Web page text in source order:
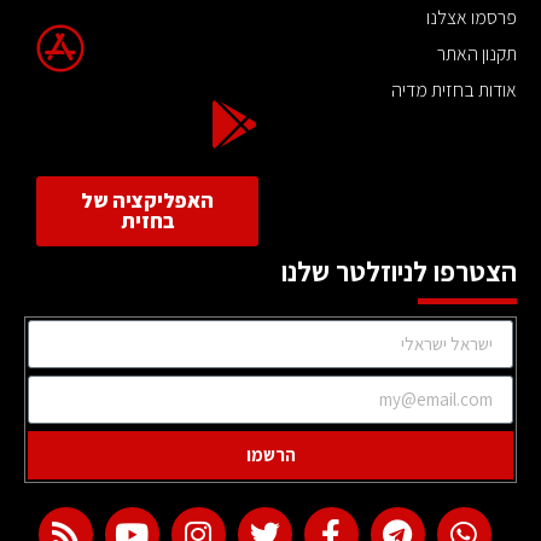
פרסמו אצלנו
תקנון האתר
אודות בחזית מדיה
האפליקציה של
בחזית
הצטרפו לניוזלטר שלנו
הרשמו